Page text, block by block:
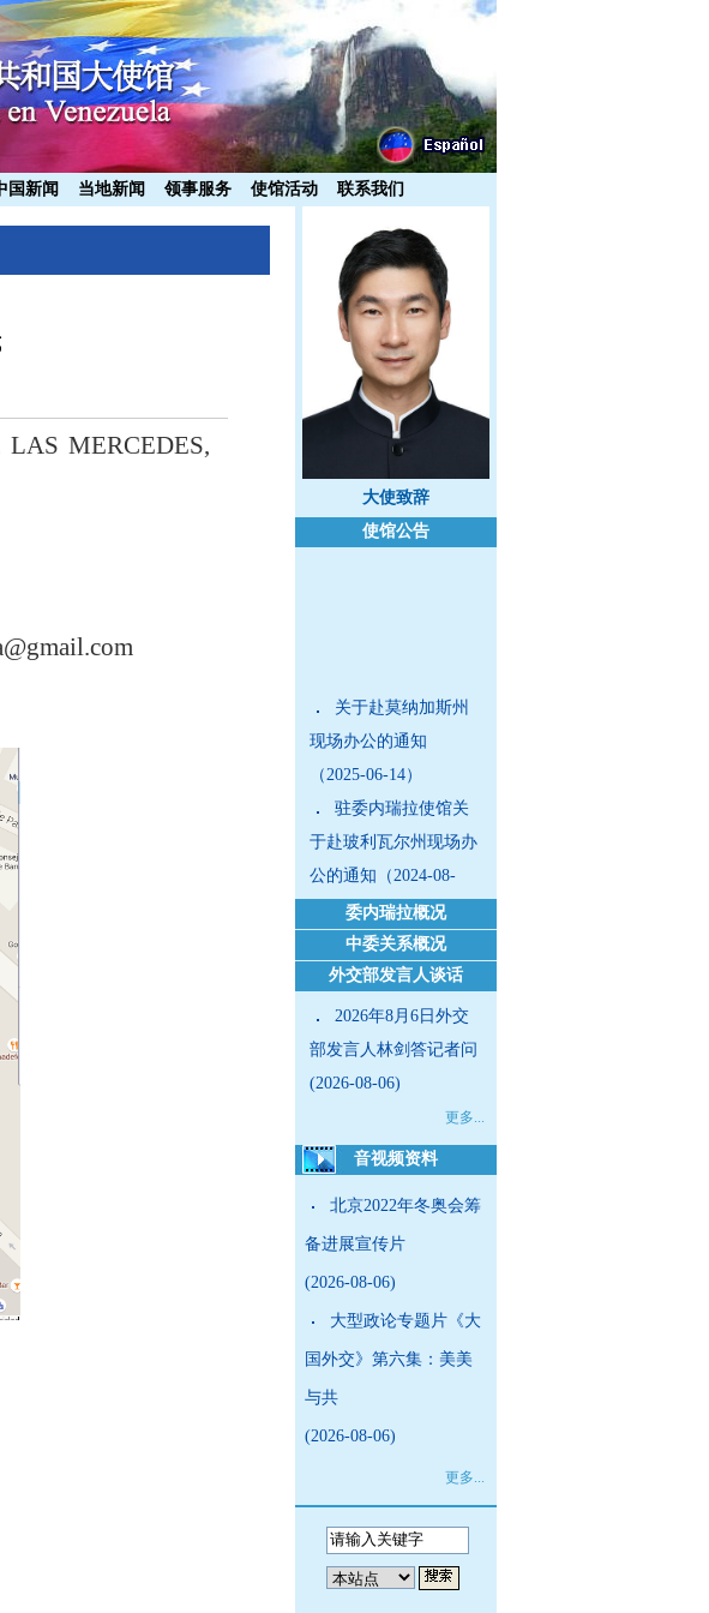
国新闻 当地新闻 领事服务 使馆活动 联系我们
MERCEDES,
大使致辞
使馆公告
关于赴莫纳加斯州
现场办公的通知
驻委内瑞拉使馆关
于赴玻利瓦尔州现场办
公的通知（2024-08-
14）
外国商务人士在华
工作生活指引（2024年
委内瑞拉概况
中委关系概况
外交部发言人谈话
2026年8月6日外交
部发言人林剑答记者问
(2026-08-06)
更多...
音视频资料
北京2022年冬奥会筹
备进展宣传片
(2026-08-06)
大型政论专题片《大
国外交》第六集：美美
与共
(2026-08-06)
更多...